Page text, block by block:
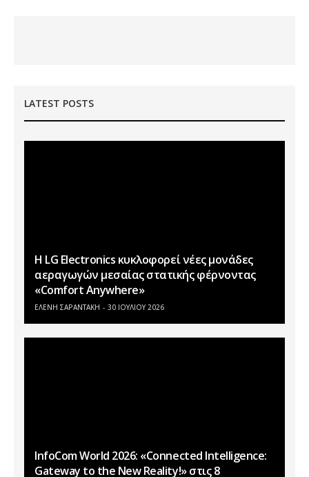
LATEST POSTS
Η LG Electronics κυκλοφορεί νέες μονάδες
αεραγωγών μεσαίας στατικής φέρνοντας
«Comfort Anywhere»
ΕΛΕΝΗ ΣΑΡΑΝΤΑΚΗ 30 ΙΟΥΛΊΟΥ 2026
InfoCom World 2026: «Connected Intelligence:
Gateway to the New Reality!» στις 8